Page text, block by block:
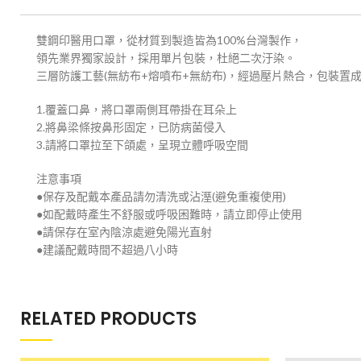
雙鋼印醫用口罩，從材質到製造皆為100%台灣製作，
領先業界獨家設計，採用單片包裝，杜絕二次汙染。
三層防護工藝(無紡布+熔噴布+無紡布)，經過壓片熱合，包裝置
1.覆蓋口鼻，將口罩兩側耳帶掛在耳朵上
2.將鼻梁條按鼻形固定，已防病菌侵入
3.請將口罩拉至下頜處，呈現立體呼吸空間
注意事項
●保存及配戴本產品請勿清洗或沾溼(避免重複使用)
●如配戴時產生不舒服或呼吸困難時，請立即停止使用
●請保存在室內陰涼處避免陽光直射
●建議配戴時間不超過八小時
RELATED PRODUCTS